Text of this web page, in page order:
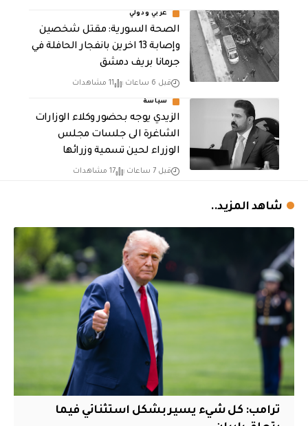
عربي ودولي
الصحة السورية: مقتل شخصين
وإصابة 13 اخرين بانفجار الحافلة في
جرمانا بريف دمشق
قبل 6 ساعات 11 مشاهدات
سياسة
الزيدي يوجه بحضور وكلاء الوزارات
الشاغرة الى جلسات مجلس
الوزراء لحين تسمية وزرائها
قبل 7 ساعات 17 مشاهدات
شاهد المزيد..
ترامب: كل شيء يسير بشكل استثنائي فيما